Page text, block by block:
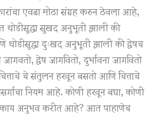
एवढा मोठा संग्रह करुन ठेवला आहे,
सुखद अनुभूती झाली की
दुःखद अनुभूती झाली की द्वेषच
द्वेष जागवितो, दुर्भावना जागवितो
चे संतुलन हरवून बसतो आणि चित्ताचे
नियम आहे. कोणी हरवून बघा, कोणी
काय अनुभव करीत आहे? आत पाहाणेच